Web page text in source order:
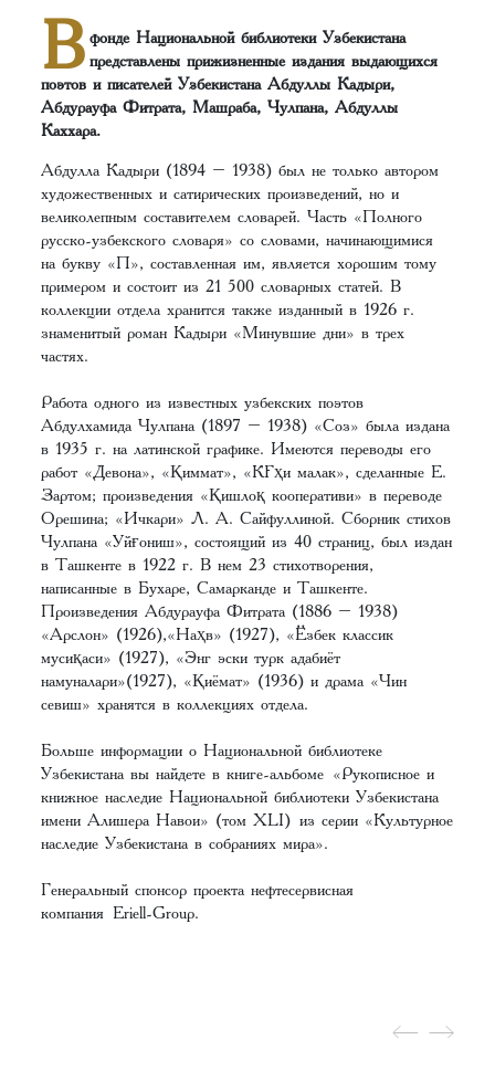
В фонде Национальной библиотеки Узбекистана
представлены прижизненные издания выдающихся
поэтов и писателей Узбекистана Абдуллы Кадыри,
Абдурауфа Фитрата, Машраба, Чулпана, Абдуллы
Каххара.
Абдулла Кадыри (1894 – 1938) был не только автором
художественных и сатирических произведений, но и
великолепным составителем словарей. Часть «Полного
русско-узбекского словаря» со словами, начинающимися
на букву «П», составленная им, является хорошим тому
примером и состоит из 21 500 словарных статей. В
коллекции отдела хранится также изданный в 1926 г.
знаменитый роман Кадыри «Минувшие дни» в трех
частях.
Работа одного из известных узбекских поэтов
Абдулхамида Чулпана (1897 – 1938) «Соз» была издана
в 1935 г. на латинской графике. Имеются переводы его
работ «Девона», «Қиммат», «Кўҳи малак», сделанные Е.
Зартом; произведения «Қишлоқ кооперативи» в переводе
Орешина; «Ичкари» Л. А. Сайфуллиной. Сборник стихов
Чулпана «Уйғониш», состоящий из 40 страниц, был издан
в Ташкенте в 1922 г. В нем 23 стихотворения,
написанные в Бухаре, Самарканде и Ташкенте.
Произведения Абдурауфа Фитрата (1886 – 1938)
«Арслон» (1926),«Наҳв» (1927), «Ўзбек классик
мусиқаси» (1927), «Энг эски турк адабиёт
намуналари»(1927), «Қиёмат» (1936) и драма «Чин
севиш» хранятся в коллекциях отдела.
Больше информации о Национальной библиотеке
Узбекистана вы найдете в книге-альбоме «Рукописное и
книжное наследие Национальной библиотеки Узбекистана
имени Алишера Навои» (том XLI)из серии «Культурное
наследие Узбекистана в собраниях мира».
Генеральный спонсор проекта нефтесервисная
компанияEriell-Group.